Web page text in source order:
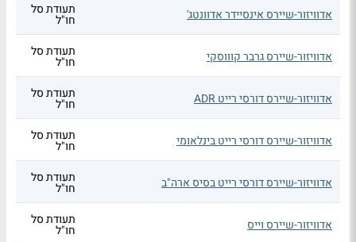
אדוויזור-שיירס אינסיידר אדוונטג' תעודת סל
חו"ל
אדוויזור-שיירס גרבר קוווסקי תעודת סל
חו"ל
אדוויזור-שיירס דורסי רייט ADR תעודת סל
חו"ל
אדוויזור-שיירס דורסי רייט בינלאומי תעודת סל
חו"ל
אדוויזור-שיירס דורסי רייט בסיס ארה"ב תעודת סל
חו"ל
אדוויזור-שיירס וייס תעודת סל
חו"ל